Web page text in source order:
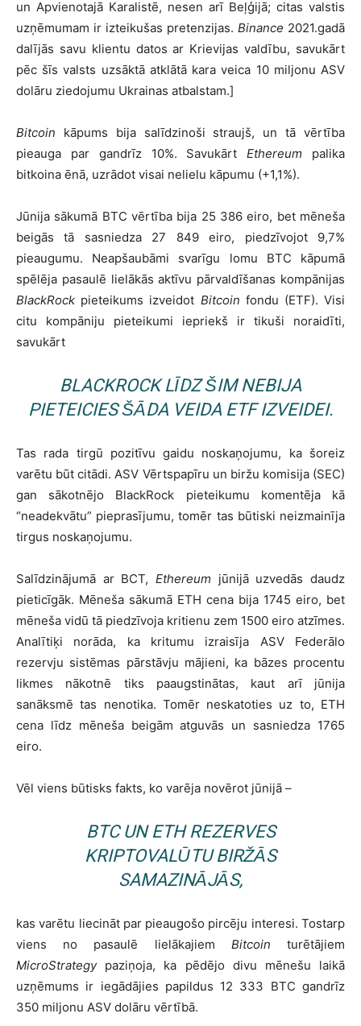
un Apvienotajā Karalistē, nesen arī Beļģijā; citas valstis
uzņēmumam ir izteikušas pretenzijas. Binance 2021.gadā
dalījās savu klientu datos ar Krievijas valdību, savukārt
pēc šīs valsts uzsāktā atklātā kara veica 10 miljonu ASV
dolāru ziedojumu Ukrainas atbalstam.]
Bitcoin kāpums bija salīdzinoši straujš, un tā vērtība
pieauga par gandrīz 10%. SavukārtEthereum palika
bitkoina ēnā, uzrādot visai nelielu kāpumu (+1,1%).
Jūnija sākumā BTC vērtība bija 25 386 eiro, bet mēneša
beigās tā sasniedza 27 849 eiro, piedzīvojot 9,7%
pieaugumu. Neapšaubāmi svarīgu lomu BTC kāpumā
spēlēja pasaulē lielākās aktīvu pārvaldīšanas kompānijas
BlackRock pieteikums izveidot Bitcoin fondu (ETF). Visi
citu kompāniju pieteikumi iepriekš ir tikuši noraidīti,
savukārt
BLACKROCKLĪDZ ŠIM NEBIJA
PIETEICIES ŠĀDA VEIDA ETF IZVEIDEI.
Tas rada tirgū pozitīvu gaidu noskaņojumu, ka šoreiz
varētu būt citādi. ASV Vērtspapīru un biržu komisija (SEC)
gan sākotnējo BlackRock pieteikumu komentēja kā
“neadekvātu” pieprasījumu, tomēr tas būtiski neizmainīja
tirgus noskaņojumu.
Salīdzinājumā ar BCT, Ethereum jūnijā uzvedās daudz
pieticīgāk. Mēneša sākumā ETH cena bija 1745 eiro, bet
mēneša vidū tā piedzīvoja kritienu zem 1500 eiro atzīmes.
Analītiķi norāda, ka kritumu izraisīja ASV Federālo
rezervju sistēmas pārstāvju mājieni, ka bāzes procentu
likmes nākotnē tiks paaugstinātas, kaut arī jūnija
sanāksmē tas nenotika. Tomēr neskatoties uz to, ETH
cena līdz mēneša beigām atguvās un sasniedza 1765
eiro.
Vēl viens būtisks fakts, ko varēja novērot jūnijā –
BTC UN ETH REZERVES
KRIPTOVALŪTU BIRŽĀS
SAMAZINĀJĀS,
kas varētu liecināt par pieaugošo pircēju interesi. Tostarp
viens no pasaulē lielākajiem Bitcoin turētājiem
MicroStrategypaziņoja, ka pēdējo divu mēnešu laikā
uzņēmums ir iegādājies papildus 12 333 BTC gandrīz
350 miljonu ASV dolāru vērtībā.